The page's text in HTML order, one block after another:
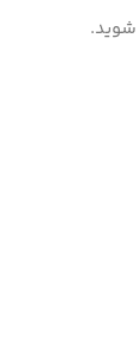
شوید.